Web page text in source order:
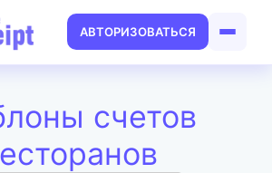
АВТОРИЗОВАТЬСЯ
счетов